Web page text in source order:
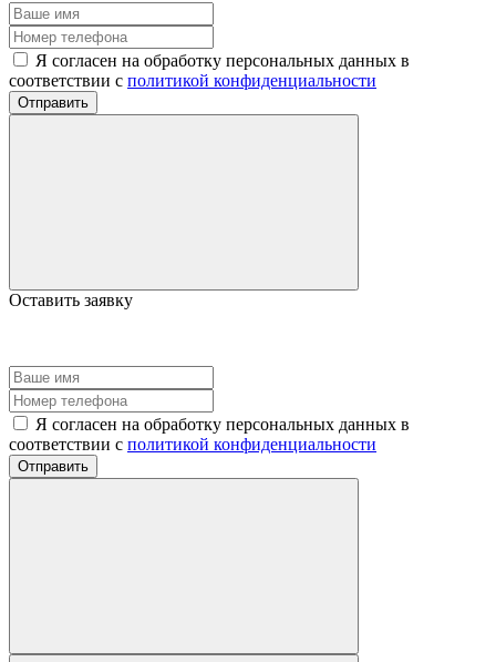
Я согласен на обработку персональных данных в
соответствии с политикой конфиденциальности
Отправить
Оставить заявку
Я согласен на обработку персональных данных в
соответствии с политикой конфиденциальности
Отправить